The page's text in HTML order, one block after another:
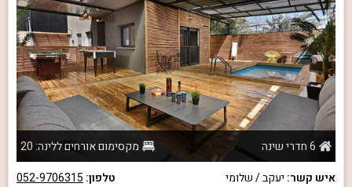
6 חדרי שינה
מקסימום אורחים ללינה: 20
איש קשר: יעקב / שלומי טלפון: 052-9706315